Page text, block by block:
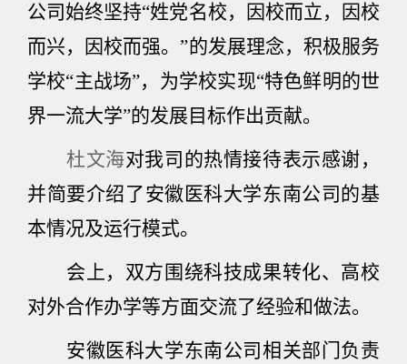
公司始终坚持“姓党名校，因校而立，因校
而兴，因校而强。”的发展理念，积极服务
学校“主战场”，为学校实现“特色鲜明的世
界一流大学”的发展目标作出贡献。
杜文海对我司的热情接待表示感谢，
并简要介绍了安徽医科大学东南公司的基
本情况及运行模式。
会上，双方围绕科技成果转化、高校
对外合作办学等方面交流了经验和做法。
安徽医科大学东南公司相关部门负责